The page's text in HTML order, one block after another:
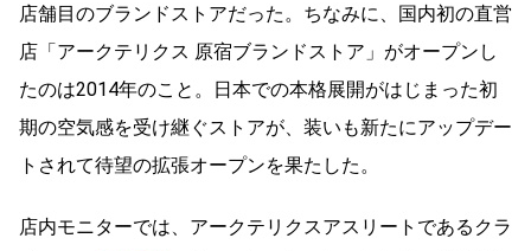
店舗目のブランドストアだった。ちなみに、国内初の直営
店「アークテリクス 原宿ブランドストア」がオープンし
たのは2014年のこと。日本での本格展開がはじまった初
期の空気感を受け継ぐストアが、装いも新たにアップデー
トされて待望の拡張オープンを果たした。
店内モニターでは、アークテリクスアスリートであるクラ